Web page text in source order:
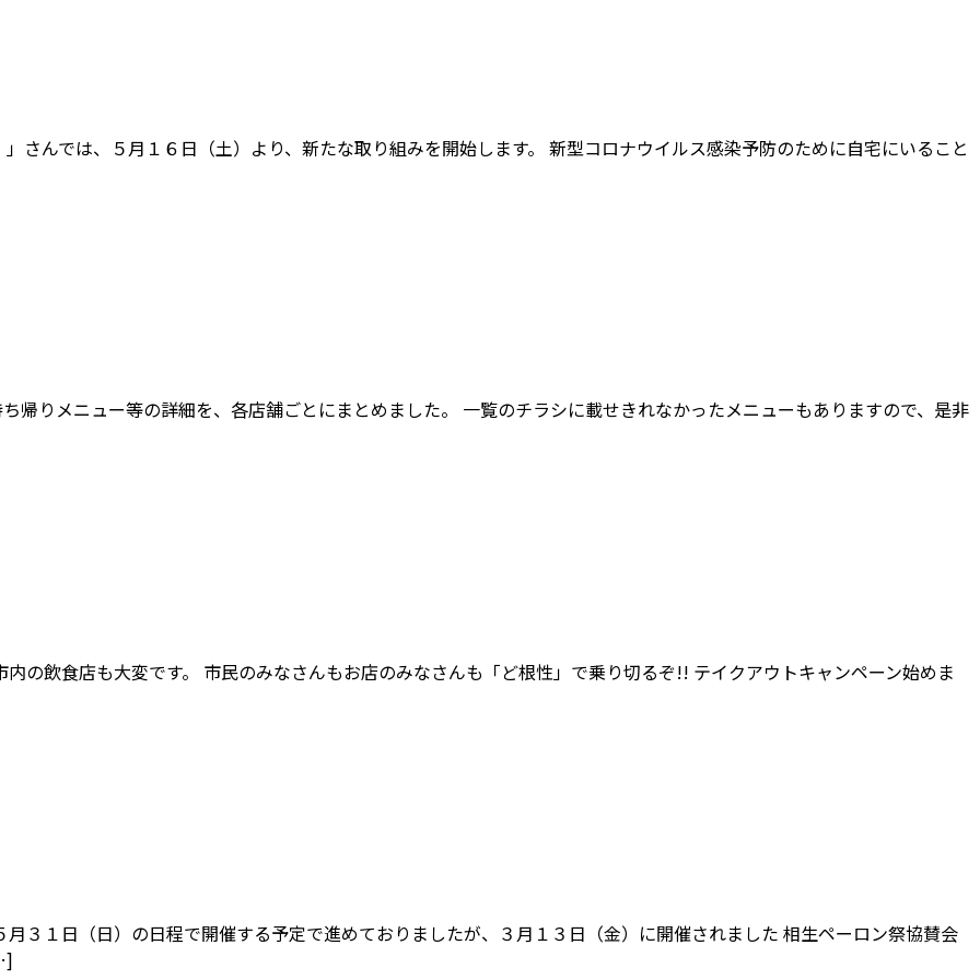
さんでは、５月１６日（土）より、新たな取り組みを開始します。 新型コロナウイルス感染予防のために自宅にいること
帰りメニュー等の詳細を、各店舗ごとにまとめました。 一覧のチラシに載せきれなかったメニューもありますので、是非
の飲食店も大変です。 市民のみなさんもお店のみなさんも「ど根性」で乗り切るぞ!! テイクアウトキャンペーン始めま
３１日（日）の日程で開催する予定で進めておりましたが、３月１３日（金）に開催されました 相生ペーロン祭協賛会